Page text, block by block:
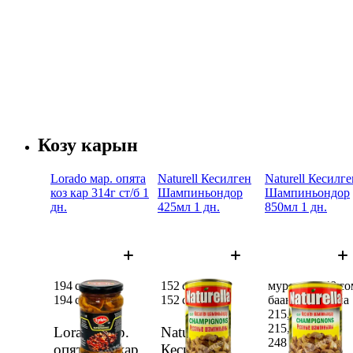
Козу карын
Lorado мар. опята
коз кар 314г ст/б 1
дн.
Lorado мар.
опята коз кар
194 сом
194 сом
Naturell Кесилген
Шампиньондор
425мл 1 дн.
Naturell
Кесилген
152 сом
152 сом
Naturell
Шампиньондор
850мл 1 дн.
мурдагы 248
баанын ордуна
215,48 сом
215,48 сом
248 сом